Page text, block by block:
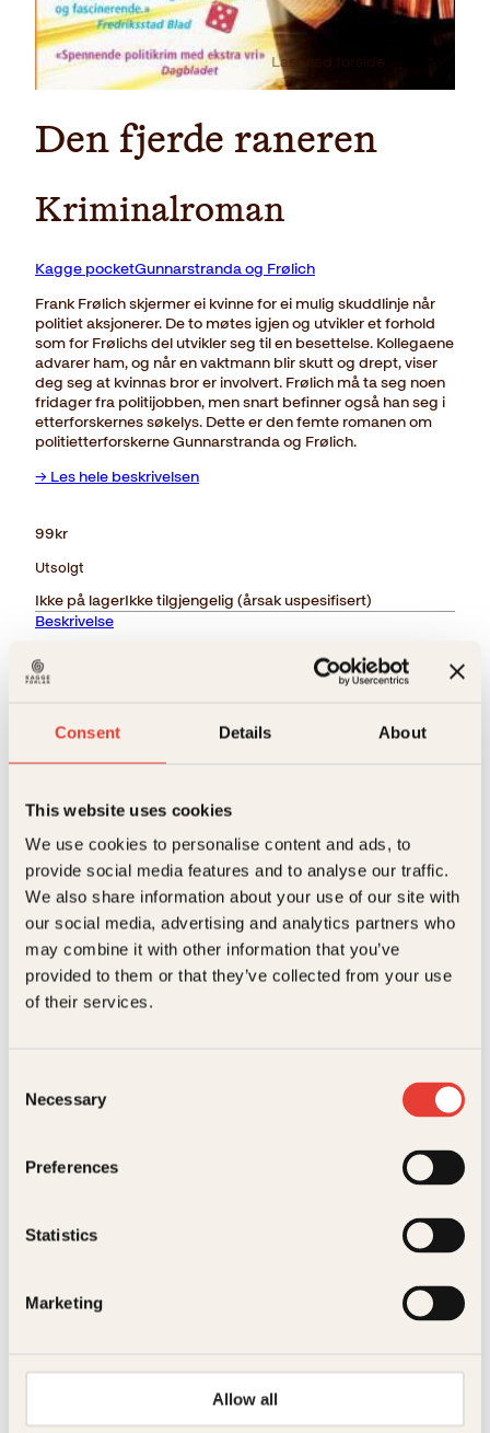
Consent Details About
This website uses cookies
We use cookies to personalise content and ads, to
provide social media features and to analyse our traffic.
We also share information about your use of our site with
our social media, advertising and analytics partners who
may combine it with other information that you’ve
provided to them or that they’ve collected from your use
of their services.
Selection
Necessary
Preferences
Statistics
Marketing
Allow all
Last ned forside
Den fjerde raneren
Kriminalroman
Kagge pocketGunnarstranda og Frølich
Frank Frølich skjermer ei kvinne for ei mulig skuddlinje når
politiet aksjonerer. De to møtes igjen og utvikler et forhold
som for Frølichs del utvikler seg til en besettelse. Kollegaene
advarer ham, og når en vaktmann blir skutt og drept, viser
deg seg at kvinnas bror er involvert. Frølich må ta seg noen
fridager fra politijobben, men snart befinner også han seg i
etterforskernes søkelys. Dette er den femte romanen om
politietterforskerne Gunnarstranda og Frølich.
→ Les hele beskrivelsen
99kr
Utsolgt
Ikke på lagerIkke tilgjengelig (årsak uspesifisert)
Beskrivelse
Frank Frølich skjermer ei kvinne for ei mulig
vaktmann blir skutt og drept, viser deg seg at
kvinnas bror er involvert. Frølich må ta seg noen
fridager fra politijobben, men snart befinner også
han seg i etterforskernes søkelys. Dette er den
femte romanen om politietterforskerne
Gunnarstranda og Frølich.
Ekstra detaljer
Kagge Forlag AS,
Målgruppe
Språk nob
ISBN 9788248906100
Utgivelsesår 2006
Bokformat
pocketGunnarstranda og
Relaterte produkter
Kjærlighet
Mary Wollstonecraft Shelley
Frankenstein,